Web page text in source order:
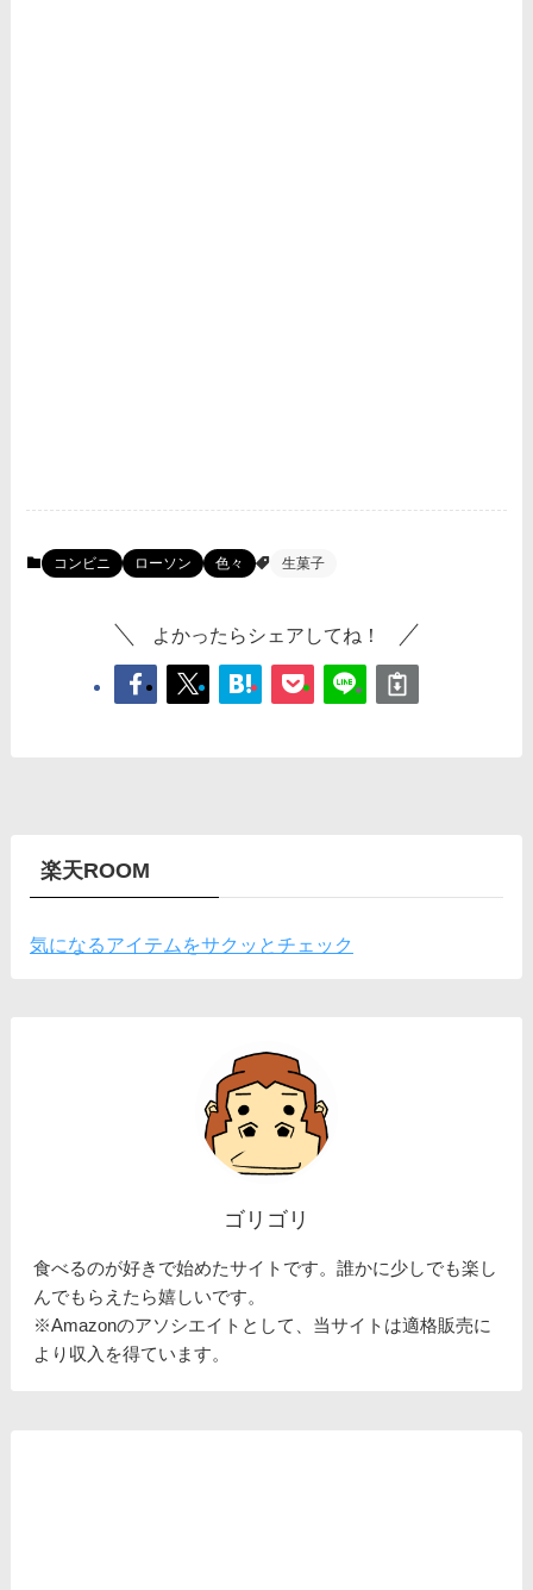
コンビニ ローソン 色々 生菓子
よかったらシェアしてね！
楽天ROOM
気になるアイテムをサクッとチェック
ゴリゴリ
食べるのが好きで始めたサイトです。誰かに少しでも楽し
んでもらえたら嬉しいです。
※Amazonのアソシエイトとして、当サイトは適格販売に
より収入を得ています。